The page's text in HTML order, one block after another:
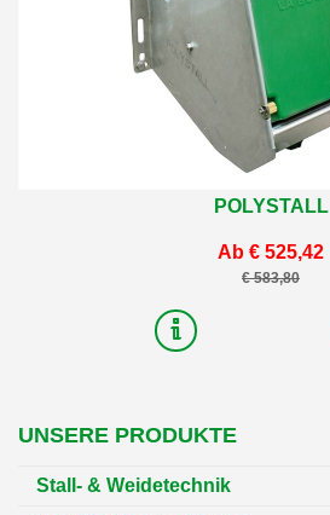
POLYSTALL
Ab € 525,42
€ 583,80
UNSERE PRODUKTE
Stall- & Weidetechnik